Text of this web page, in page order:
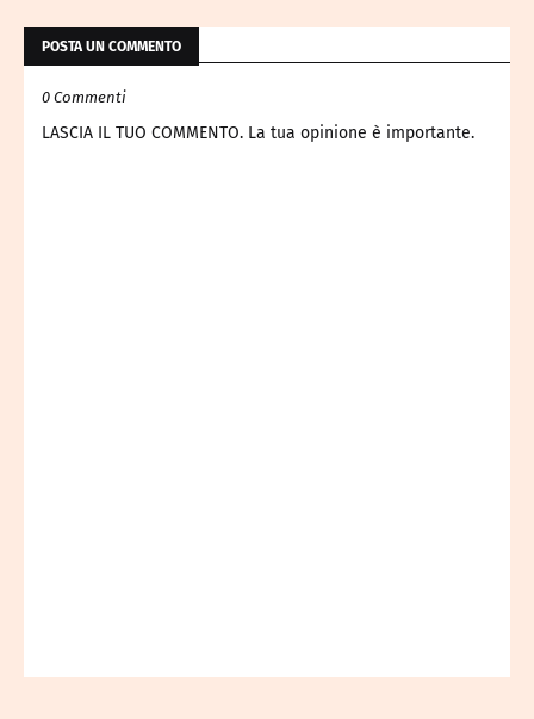
POSTA UN COMMENTO
0 Commenti
LASCIA IL TUO COMMENTO. La tua opinione è importante.